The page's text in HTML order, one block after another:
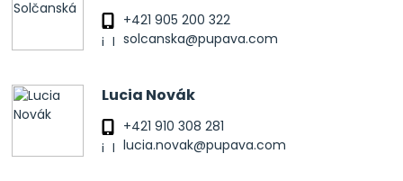
+421 905 200 322
solcanska@pupava.com
Lucia Novák
+421 910 308 281
lucia.novak@pupava.com